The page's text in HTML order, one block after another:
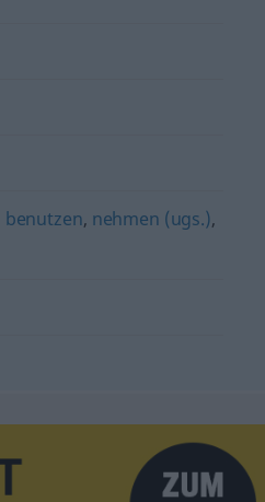
benutzen, nehmen (ugs.),